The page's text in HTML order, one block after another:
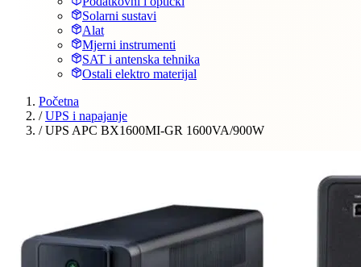
Solarni sustavi
Alat
Mjerni instrumenti
SAT i antenska tehnika
Ostali elektro materijal
Početna
/ UPS i napajanje
/ UPS APC BX1600MI-GR 1600VA/900W